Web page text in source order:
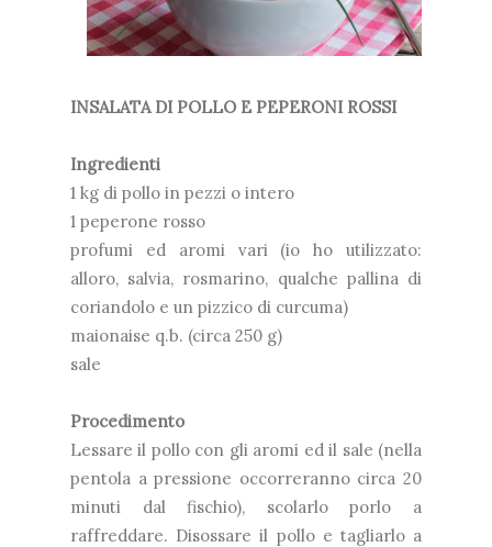
INSALATA DI POLLO E PEPERONI ROSSI
Ingredienti
1 kg di pollo in pezzi o intero
1 peperone rosso
profumi ed aromi vari (io ho utilizzato:
alloro, salvia, rosmarino, qualche pallina di
coriandolo e un pizzico di curcuma)
maionaise q.b. (circa 250 g)
sale
Procedimento
Lessare il pollo con gli aromi ed il sale (nella
pentola a pressione occorreranno circa 20
minuti dal fischio), scolarlo porlo a
raffreddare. Disossare il pollo e tagliarlo a